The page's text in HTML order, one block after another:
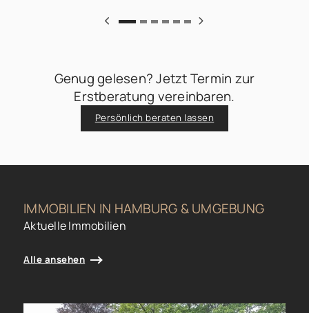
Genug gelesen? Jetzt Termin zur
Erstberatung vereinbaren.
Persönlich beraten lassen
IMMOBILIEN IN HAMBURG & UMGEBUNG
Aktuelle Immobilien
Alle ansehen